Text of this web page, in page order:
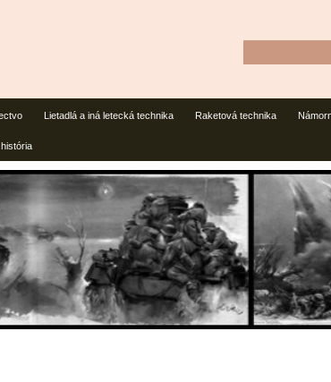
Lietadlá a iná letecká technika Raketová technika